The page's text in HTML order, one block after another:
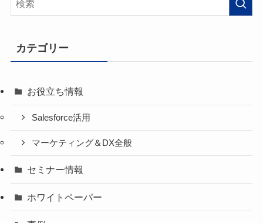
カテゴリー
お役立ち情報
Salesforce活用
マーケティング＆DX全般
セミナー情報
ホワイトペーパー